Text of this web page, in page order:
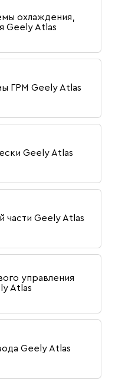
охлаждения,
Geely Atlas
ГРМ Geely Atlas
Geely Atlas
части Geely Atlas
управления
Atlas
Geely Atlas